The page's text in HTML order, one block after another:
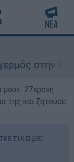
στην
27χρονη
της και ζητούσε
με: